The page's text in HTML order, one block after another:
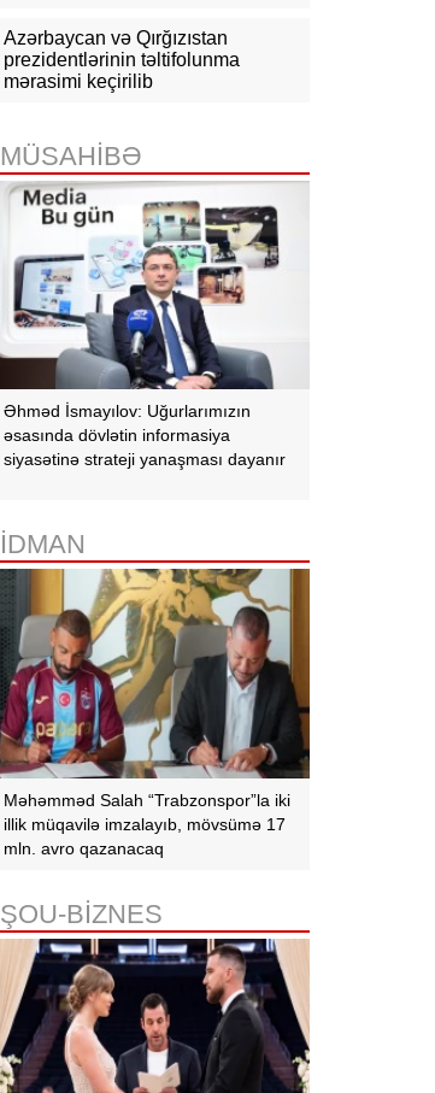
15:26 Kiyevdə Azərbaycan və
Ukrayna xarici işlər nazirlərinin
görüşü olub
Azərbaycan Xalq Cümhuriyyətinin
diplomatik irsinə aid arxiv sənədləri
ilə tanış olub
Azərbaycan və Qırğızıstan
prezidentlərinin təltifolunma
mərasimi keçirilib
MÜSAHİBƏ
Əhməd İsmayılov: Uğurlarımızın
əsasında dövlətin informasiya
siyasətinə strateji yanaşması dayanır
İDMAN
Məhəmməd Salah “Trabzonspor”la iki
illik müqavilə imzalayıb, mövsümə 17
mln. avro qazanacaq
ŞOU-BİZNES